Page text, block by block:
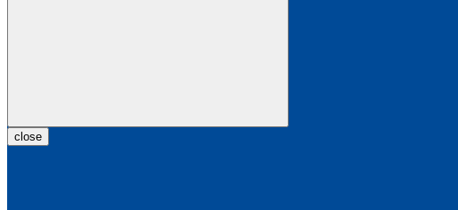
close